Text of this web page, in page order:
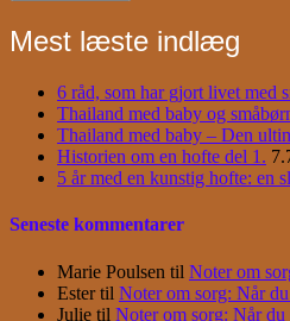
Mest læste indlæg
6 råd, som har gjort livet med
Thailand med baby og
Thailand med baby – Den
Historien om en hofte del 1.
5 år med en kunstig hofte: en
Seneste kommentarer
Marie Poulsen til Noter om
Estertil Noter om sorg: Når
Julie til Noter om sorg: Når